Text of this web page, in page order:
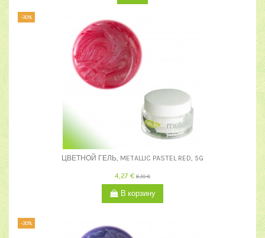
-30%
ЦВЕТНОЙ ГЕЛЬ, METALLIC PASTEL RED, 5G
4,27 € 6,10 €
В корзину
-30%